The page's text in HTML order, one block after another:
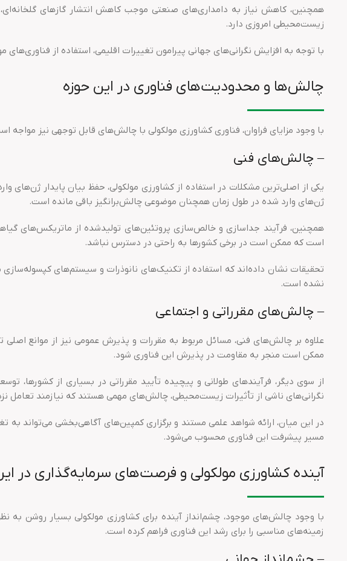
همچنین، کاهش نیاز به دامداری‌های صنعتی موجب کاهش انتشار گازهای
زیست‌محیطی امروزی دارد.
با توجه به افزایش نگرانی‌های جهانی پیرامون تغییرات اقلیمی، استفاده از
چالش‌ها و محدودیت‌های فناوری در این حوزه
با وجود مزایای فراوان، فناوری کشاورزی مولکولی با چالش‌های قابل توجهی نیز
– چالش‌های فنی
یکی از اصلی‌ترین مشکلات در استفاده از کشاورزی مولکولی، حفظ بیان پایدار
ژن‌های وارد شده در طول زمان همچنان موضوعی چالش‌برانگیز باقی مانده است.
همچنین، فرآیند جداسازی و خالص‌سازی پروتئین‌های تولیدشده از ماتریکس‌های
است که ممکن است در برخی کشورها به راحتی در دسترس نباشد.
تحقیقات نشان داده‌اند که استفاده از تکنیک‌های نانوذرات و سیستم‌های کپسوله‌سازی
نشده است.
– چالش‌های مقرراتی و اجتماعی
علاوه بر چالش‌های فنی، مسائل مربوط به مقررات و پذیرش عمومی نیز از موانع اصلی
ممکن است منجر به مقاومت در پذیرش این فناوری شود.
از سوی دیگر، فرآیندهای طولانی و پیچیده تأیید مقرراتی در بسیاری از کشورها،
نگرانی‌های ناشی از تأثیرات زیست‌محیطی، چالش‌های مهمی هستند که نیازمند تعامل
در این میان، ارائه شواهد علمی مستند و برگزاری کمپین‌های آگاهی‌بخشی می‌تواند
مسیر پیشرفت این فناوری محسوب می‌شود.
آینده کشاورزی مولکولی و فرصت‌های سرمایه‌گذاری در
با وجود چالش‌های موجود، چشم‌انداز آینده برای کشاورزی مولکولی بسیار روشن
زمینه‌های مناسبی را برای رشد این فناوری فراهم کرده است.